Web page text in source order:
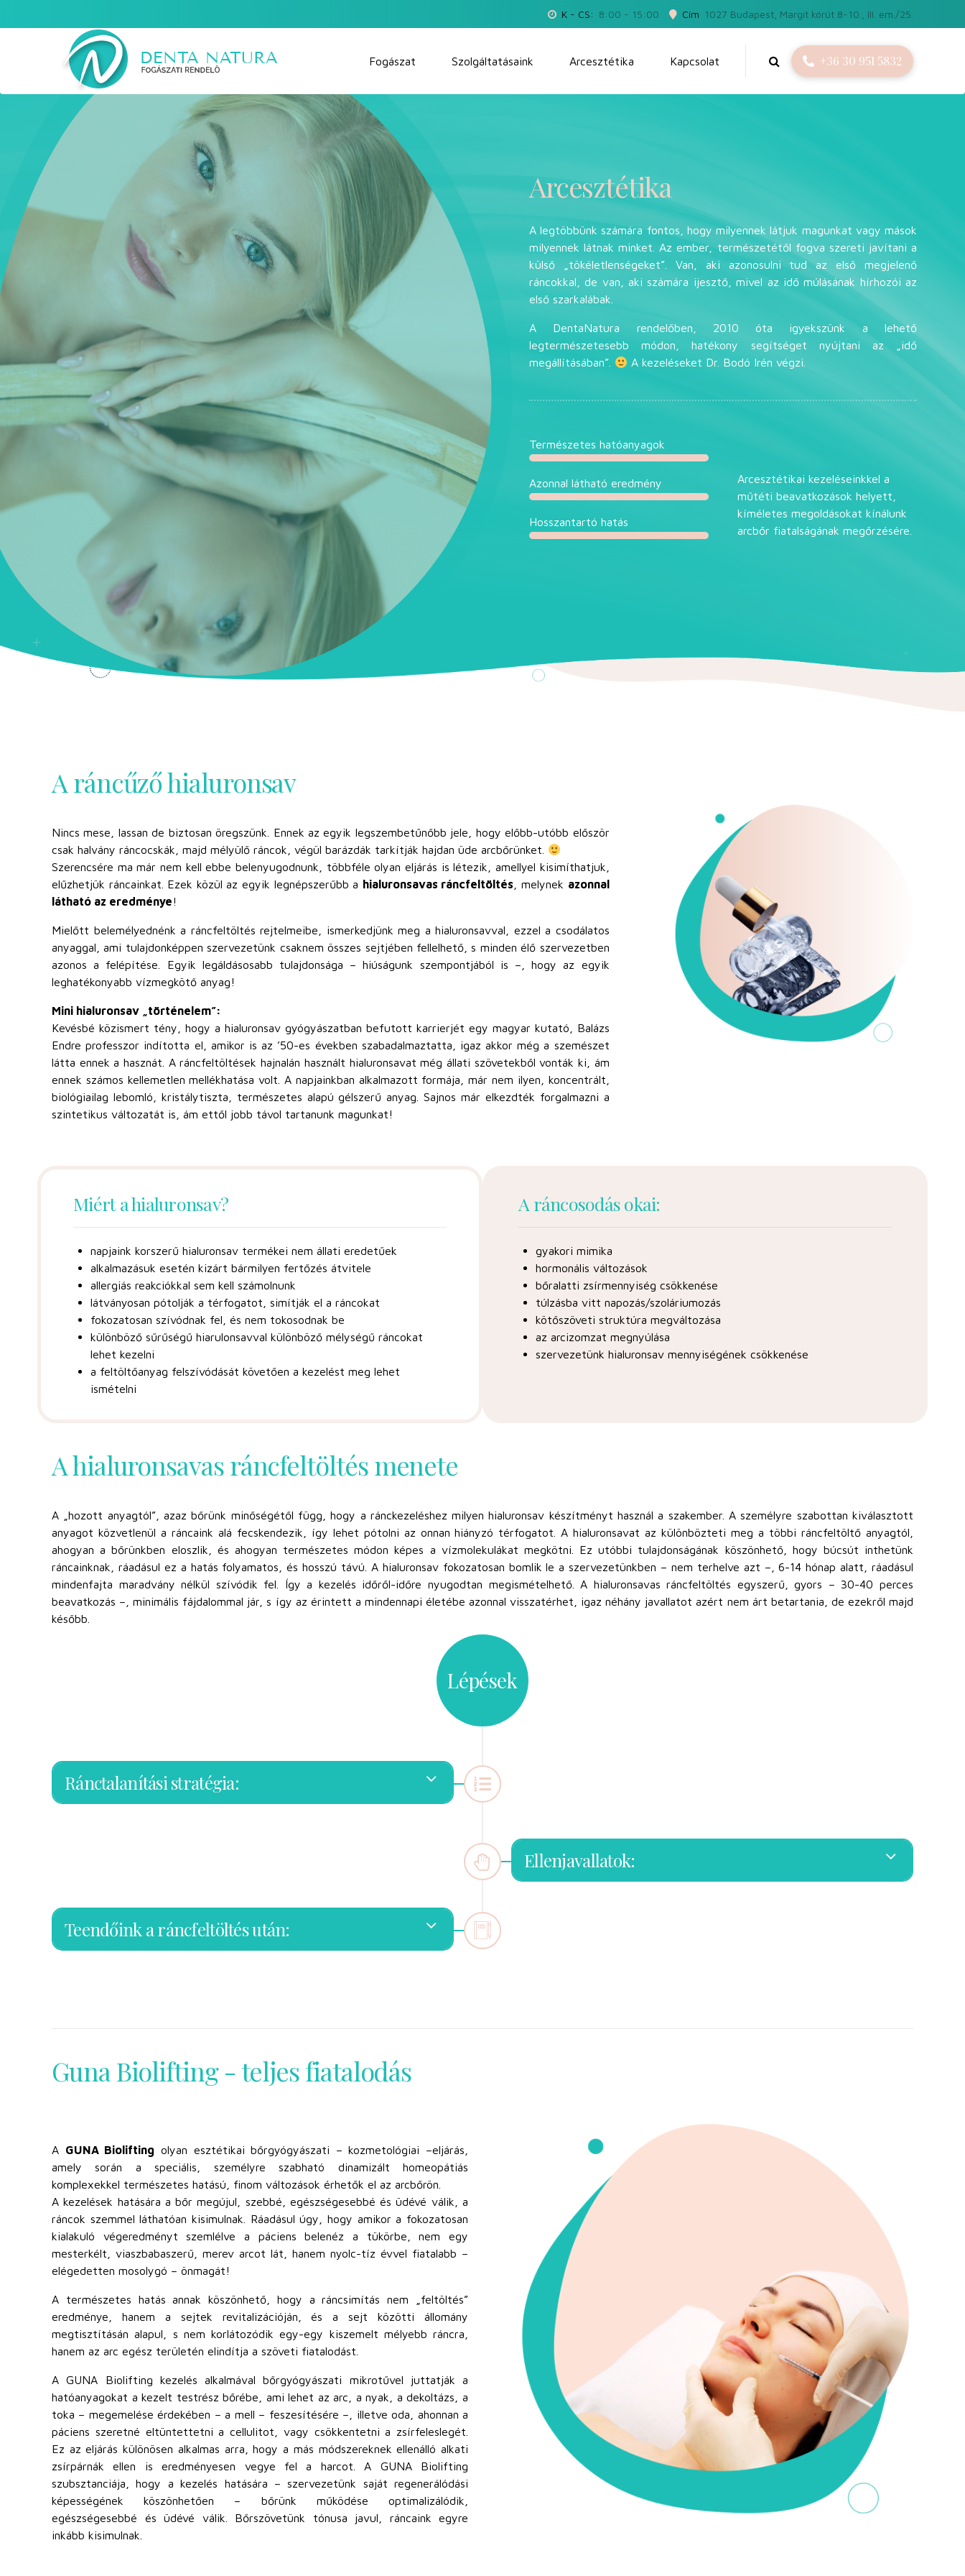
K - CS: 8:00 - 15:00 Cím 1027 Budapest, Margit körút 8-10., III. em./25.
+36 30 951 5832
Fogászat Szolgáltatásaink Arcesztétika Kapcsolat
Arcesztétika
A legtöbbünk számára fontos, hogy milyennek látjuk magunkat vagy mások
milyennek látnak minket. Az ember, természetétől fogva szereti javítani a
külső „tökéletlenségeket”. Van, aki azonosulni tud az első megjelenő
ráncokkal, de van, aki számára ijesztő, mivel az idő múlásának hírhozói az
első szarkalábak.
A DentaNatura rendelőben, 2010 óta igyekszünk a lehető
legtermészetesebb módon, hatékony segítséget nyújtani az „idő
megállításában”.
A kezeléseket Dr. Bodó Irén végzi.
Természetes hatóanyagok
Azonnal látható eredmény
Hosszantartó hatás
Arcesztétikai kezeléseinkkel a
műtéti beavatkozások helyett,
kíméletes megoldásokat kínálunk
arcbőr fiatalságának megőrzésére.
A ráncűző hialuronsav
Nincs mese, lassan de biztosan öregszünk. Ennek az egyik legszembetűnőbb jele, hogy előbb-utóbb először
csak halvány ráncocskák, majd mélyülő ráncok, végül barázdák tarkítják hajdan üde arcbőrünket.
Szerencsére ma már nem kell ebbe belenyugodnunk, többféle olyan eljárás is létezik, amellyel kisimíthatjuk,
elűzhetjük ráncainkat. Ezek közül az egyik legnépszerűbb a hialuronsavas ráncfeltöltés , melynek azonnal
látható az eredménye!
Mielőtt belemélyednénk a ráncfeltöltés rejtelmeibe, ismerkedjünk meg a hialuronsavval, ezzel a csodálatos
anyaggal, ami tulajdonképpen szervezetünk csaknem összes sejtjében fellelhető, s minden élő szervezetben
azonos a felépítése. Egyik legáldásosabb tulajdonsága – hiúságunk szempontjából is –, hogy az egyik
leghatékonyabb vízmegkötő anyag!
Mini hialuronsav „történelem”:
Kevésbé közismert tény, hogy a hialuronsav gyógyászatban befutott karrierjét egy magyar kutató, Balázs
Endre professzor indította el, amikor is az ’50-es években szabadalmaztatta, igaz akkor még a szemészet
látta ennek a hasznát. A ráncfeltöltések hajnalán használt hialuronsavat még állati szövetekből vonták ki, ám
ennek számos kellemetlen mellékhatása volt. A napjainkban alkalmazott formája, már nem ilyen, koncentrált,
biológiailag lebomló, kristálytiszta, természetes alapú gélszerű anyag. Sajnos már elkezdték forgalmazni a
szintetikus változatát is, ám ettől jobb távol tartanunk magunkat!
Miért a hialuronsav?
napjaink korszerű hialuronsav termékei nem állati eredetűek
alkalmazásuk esetén kizárt bármilyen fertőzés átvitele
allergiás reakciókkal sem kell számolnunk
látványosan pótolják a térfogatot, simítják el a ráncokat
fokozatosan szívódnak fel, és nem tokosodnak be
különböző sűrűségű hiarulonsavval különböző mélységű ráncokat
lehet kezelni
a feltöltőanyag felszívódását követően a kezelést meg lehet
ismételni
A ráncosodás okai:
gyakori mimika
hormonális változások
bőralatti zsírmennyiség csökkenése
túlzásba vitt napozás/szoláriumozás
kötőszöveti struktúra megváltozása
az arcizomzat megnyúlása
szervezetünk hialuronsav mennyiségének csökkenése
A hialuronsavas ráncfeltöltés menete
A „hozott anyagtól”, azaz bőrünk minőségétől függ, hogy a ránckezeléshez milyen hialuronsav készítményt használ a szakember. A személyre szabottan kiválasztott
anyagot közvetlenül a ráncaink alá fecskendezik, így lehet pótolni az onnan hiányzó térfogatot. A hialuronsavat az különbözteti meg a többi ráncfeltöltő anyagtól,
ahogyan a bőrünkben eloszlik, és ahogyan természetes módon képes a vízmolekulákat megkötni. Ez utóbbi tulajdonságának köszönhető, hogy búcsút inthetünk
ráncainknak, ráadásul ez a hatás folyamatos, és hosszú távú. A hialuronsav fokozatosan bomlik le a szervezetünkben – nem terhelve azt –, 6-14 hónap alatt, ráadásul
mindenfajta maradvány nélkül szívódik fel. Így a kezelés időről-időre nyugodtan megismételhető. A hialuronsavas ráncfeltöltés egyszerű, gyors – 30-40 perces
beavatkozás –, minimális fájdalommal jár, s így az érintett a mindennapi életébe azonnal visszatérhet, igaz néhány javallatot azért nem árt betartania, de ezekről majd
később.
Lépések
Ránctalanítási stratégia:
Ellenjavallatok:
Teendőink a ráncfeltöltés után:
Guna Biolifting - teljes fiatalodás
A GUNA Biolifting olyan esztétikai bőrgyógyászati – kozmetológiai –eljárás,
amely során a speciális, személyre szabható dinamizált homeopátiás
komplexekkel természetes hatású, finom változások érhetők el az arcbőrön.
A kezelések hatására a bőr megújul, szebbé, egészségesebbé és üdévé válik, a
ráncok szemmel láthatóan kisimulnak. Ráadásul úgy, hogy amikor a fokozatosan
kialakuló végeredményt szemlélve a páciens belenéz a tükörbe, nem egy
mesterkélt, viaszbabaszerű, merev arcot lát, hanem nyolc-tíz évvel fiatalabb –
elégedetten mosolygó – önmagát!
A természetes hatás annak köszönhető, hogy a ráncsimítás nem „feltöltés”
eredménye, hanem a sejtek revitalizációján, és a sejt közötti állomány
megtisztításán alapul, s nem korlátozódik egy-egy kiszemelt mélyebb ráncra,
hanem az arc egész területén elindítja a szöveti fiatalodást.
A GUNA Biolifting kezelés alkalmával bőrgyógyászati mikrotűvel juttatják a
hatóanyagokat a kezelt testrész bőrébe, ami lehet az arc, a nyak, a dekoltázs, a
toka – megemelése érdekében – a mell – feszesítésére –, illetve oda, ahonnan a
páciens szeretné eltüntettetni a cellulitot, vagy csökkentetni a zsírfeleslegét.
Ez az eljárás különösen alkalmas arra, hogy a más módszereknek ellenálló alkati
zsírpárnák ellen is eredményesen vegye fel a harcot. A GUNA Biolifting
szubsztanciája, hogy a kezelés hatására – szervezetünk saját regenerálódási
képességének köszönhetően – bőrünk működése optimalizálódik,
egészségesebbé és üdévé válik. Bőrszövetünk tónusa javul, ráncaink egyre
inkább kisimulnak.